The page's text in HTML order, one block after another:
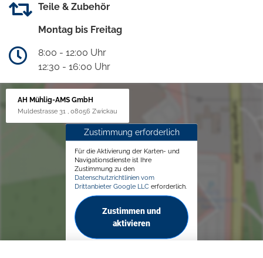
Teile & Zubehör
Montag bis Freitag
8:00 - 12:00 Uhr
12:30 - 16:00 Uhr
AH Mühlig-AMS GmbH
Muldestrasse 31 , 08056 Zwickau
Zustimmung erforderlich
Für die Aktivierung der Karten- und
Navigationsdienste ist Ihre
Zustimmung zu den
Datenschutzrichtlinien vom
Drittanbieter Google LLC erforderlich.
Zustimmen und
aktivieren